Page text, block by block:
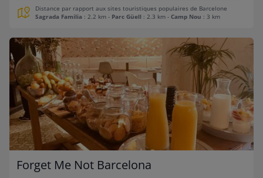
Distance par rapport aux sites touristiques populaires de Barcelone
Sagrada Familia : 2.2 km - Parc Güell : 2.3 km - Camp Nou : 3 km
Forget Me Not Barcelona